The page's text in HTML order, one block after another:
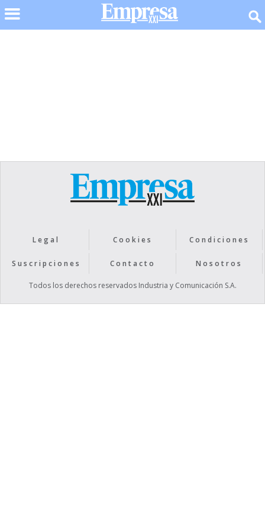
Legal Cookies Condiciones
Suscripciones Contacto Nosotros
Todos los derechos reservados Industria y Comunicación S.A.